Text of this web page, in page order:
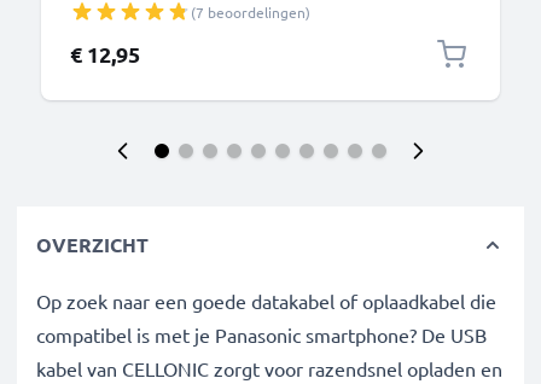
KX-TU466 Camera charger 1A / 1000mA
oplaadstation 1.1m
(7 beoordelingen)
€ 12,95
OVERZICHT
Op zoek naar een goede datakabel of oplaadkabel die
compatibel is met je Panasonic smartphone? De USB
kabel van CELLONIC zorgt voor razendsnel opladen en